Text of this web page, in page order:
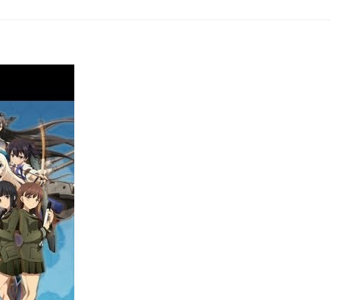
すぎる…
てしまう
い
」自認
求刑←これ…
ーーーーーーーにおもんない！！！！」→炎上
最新SNSの数十年先を行っていたと話題に
。肝臓に転移も見られてステージ4です」
してしまう
さりまくりw w w w w w
処方…被災者向け大浴場も！
の半分以下に…肥料代や燃料代は高騰「今年でやめる」農家